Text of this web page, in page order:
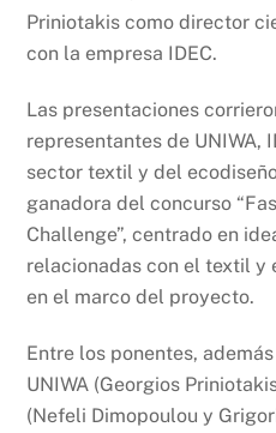
Priniotakis como director
con la empresa IDEC.
Las presentaciones
representantes de UNIWA,
sector textil y del
ganadora del concurso
Challenge”, centrado en
relacionadas con el textil y
en el marco del proyecto.
Entre los ponentes,
UNIWA (Georgios
(Nefeli Dimopoulou y